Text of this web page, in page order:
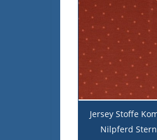
Jersey Stoffe
Nilpferd